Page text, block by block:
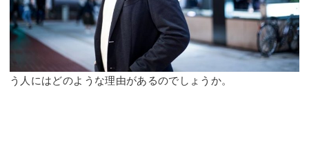
う人にはどのような理由があるのでしょうか。